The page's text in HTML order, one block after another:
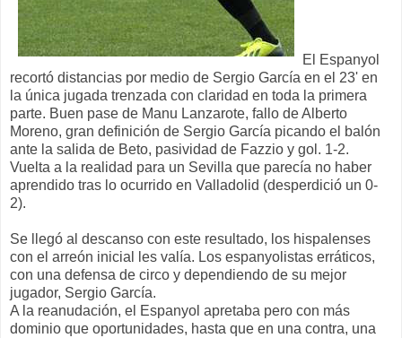
El Espanyol
recortó distancias por medio de Sergio García en el 23' en
la única jugada trenzada con claridad en toda la primera
parte. Buen pase de Manu Lanzarote, fallo de Alberto
Moreno, gran definición de Sergio García picando el balón
ante la salida de Beto, pasividad de Fazzio y gol. 1-2.
Vuelta a la realidad para un Sevilla que parecía no haber
aprendido tras lo ocurrido en Valladolid (desperdició un 0-
2).
Se llegó al descanso con este resultado, los hispalenses
con el arreón inicial les valía. Los espanyolistas erráticos,
con una defensa de circo y dependiendo de su mejor
jugador, Sergio García.
A la reanudación, el Espanyol apretaba pero con más
dominio que oportunidades, hasta que en una contra, una